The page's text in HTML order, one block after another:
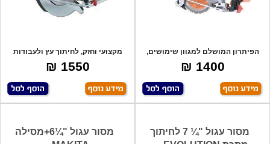
הפיתרון המושלם למגוון שימושים,
הכל עם או
1400 ₪
מקצועי וחזק, לחיתוך עץ ולעבודות
מגוונות,
1550 ₪
מסור עגול "¼ 7 לחיתוך
מסור עגול "¼6+מסילה